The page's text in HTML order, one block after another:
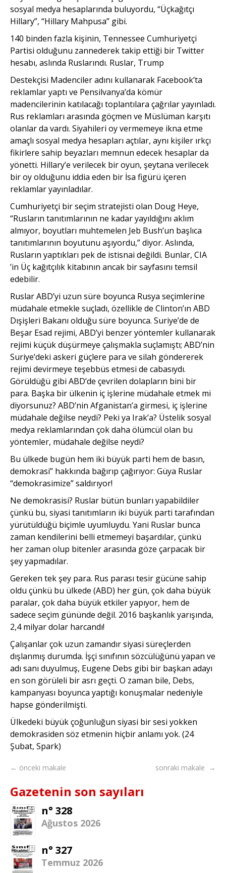
sosyal medya hesaplarında buluyordu, “Üçkağıtçı
Hillary”, “Hillary Mahpusa” gibi.
140 binden fazla kişinin, Tennessee Cumhuriyetçi
Partisi olduğunu zannederek takip ettiği bir Twitter
hesabı, aslında Ruslarındı. Ruslar, Trump
Destekçisi Madenciler adını kullanarak Facebook’ta
reklamlar yaptı ve Pensilvanya’da kömür
madencilerinin katılacağı toplantılara çağrılar yayınladı.
Rus reklamları arasında göçmen ve Müslüman karşıtı
olanlar da vardı. Siyahileri oy vermemeye ikna etme
amaçlı sosyal medya hesapları açtılar, aynı kişiler ırkçı
fikirlere sahip beyazları memnun edecek hesaplar da
yönetti. Hillary’e verilecek bir oyun, şeytana verilecek
bir oy olduğunu iddia eden bir İsa figürü içeren
reklamlar yayınladılar.
Cumhuriyetçi bir seçim stratejisti olan Doug Heye,
“Rusların tanıtımlarının ne kadar yayıldığını aklım
almıyor, boyutları muhtemelen Jeb Bush’un başlıca
tanıtımlarının boyutunu aşıyordu,” diyor. Aslında,
Rusların yaptıkları pek de istisnai değildi. Bunlar, CIA
’in Üç kağıtçılık kitabının ancak bir sayfasını temsil
edebilir.
Ruslar ABD’yi uzun süre boyunca Rusya seçimlerine
müdahale etmekle suçladı, özellikle de Clinton’ın ABD
Dışişleri Bakanı olduğu süre boyunca. Suriye’de de
Beşar Esad rejimi, ABD’yi benzer yöntemler kullanarak
rejimi küçük düşürmeye çalışmakla suçlamıştı; ABD’nin
Suriye’deki askeri güçlere para ve silah göndererek
rejimi devirmeye teşebbüs etmesi de cabasıydı.
Görüldüğü gibi ABD’de çevrilen dolapların bini bir
para. Başka bir ülkenin iç işlerine müdahale etmek mi
diyorsunuz? ABD’nin Afganistan’a girmesi, iç işlerine
müdahale değilse neydi? Peki ya Irak’a? Üstelik sosyal
medya reklamlarından çok daha ölümcül olan bu
yöntemler, müdahale değilse neydi?
Bu ülkede bugün hem iki büyük parti hem de basın,
demokrasi” hakkında bağırıp çağırıyor: Güya Ruslar
“demokrasimize” saldırıyor!
Ne demokrasisi? Ruslar bütün bunları yapabildiler
çünkü bu, siyasi tanıtımların iki büyük parti tarafından
yürütüldüğü biçimle uyumluydu. Yani Ruslar bunca
zaman kendilerini belli etmemeyi başardılar, çünkü
her zaman olup bitenler arasında göze çarpacak bir
şey yapmadılar.
Gereken tek şey para. Rus parası tesir gücüne sahip
oldu çünkü bu ülkede (ABD) her gün, çok daha büyük
paralar, çok daha büyük etkiler yapıyor, hem de
sadece seçim gününde değil. 2016 başkanlık yarışında,
2,4 milyar dolar harcandı!
Çalışanlar çok uzun zamandır siyasi süreçlerden
dışlanmış durumda. İşçi sınıfının sözcülüğünü yapan ve
adı sanı duyulmuş, Eugene Debs gibi bir başkan adayı
en son görüleli bir asrı geçti. O zaman bile, Debs,
kampanyası boyunca yaptığı konuşmalar nedeniyle
hapse gönderilmişti.
Ülkedeki büyük çoğunluğun siyasi bir sesi yokken
demokrasiden söz etmenin hiçbir anlamı yok. (24
Şubat, Spark)
← önceki makale sonraki makale →
Gazetenin son sayıları
n° 328
Ağustos 2026
n° 327
Temmuz 2026